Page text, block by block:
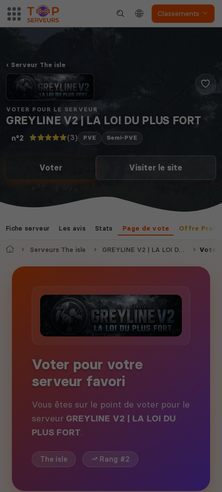
Classements
Serveur The isle
VOTER POUR LE SERVEUR
GREYLINE V2 | LA LOI DU PLUS FORT
n°2 (3) PVE Semi-PVE
Voter Visiter le site
Fiche serveur Les avis Stats Page de vote Offre
AccueilServeurs The isle GREYLINE V2 | LA LOI DU PLUS FORT Voter
Voter pour votre
serveur favori
Vous êtes sur le point de voter pour le
serveur GREYLINE V2 | LA LOI DU
PLUS FORT.
The isle Rang #2